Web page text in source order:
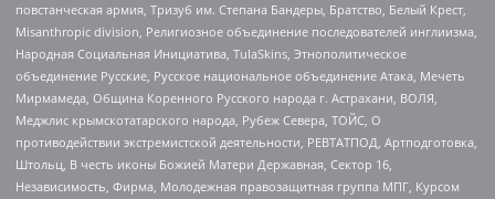
повстанческая армия, Тризуб им. Степана Бандеры, Братство, Белый Крест,
Misanthropic division, Религиозное объединение последователей инглиизма,
Народная Социальная Инициатива, TulaSkins, Этнополитическое
объединение Русские, Русское национальное объединение Атака, Мечеть
Мирмамеда, Община Коренного Русского народа г. Астрахани, ВОЛЯ,
Меджлис крымскотатарского народа, Рубеж Севера, ТОЙС, О
противодействии экстремистской деятельности, РЕВТАТПОД, Артподготовка,
Штольц, В честь иконы Божией Матери Державная, Сектор 16,
Независимость, Фирма, Молодежная правозащитная группа МПГ, Курсом